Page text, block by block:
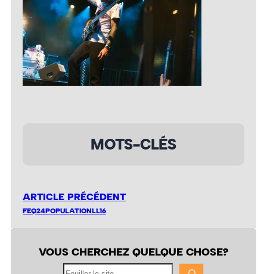
MOTS-CLÉS
ARTICLE PRÉCÉDENT
FEQ24POPULATIONLL16
VOUS CHERCHEZ QUELQUE CHOSE?